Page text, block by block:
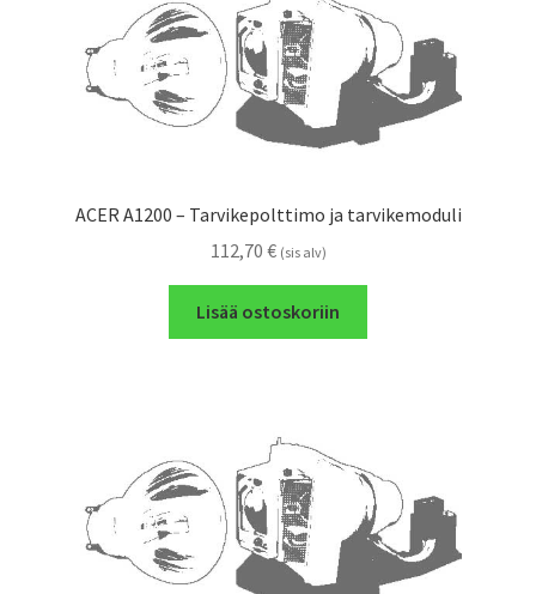
ACER A1200 – Tarvikepolttimo ja tarvikemoduli
112,70 € (sis alv)
Lisää ostoskoriin